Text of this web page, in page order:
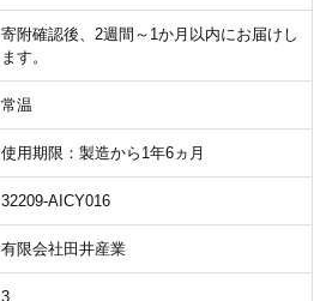
寄附確認後、2週間～1か月以内にお届けし
ます。
常温
使用期限：製造から1年6ヵ月
32209-AICY016
有限会社田井産業
3